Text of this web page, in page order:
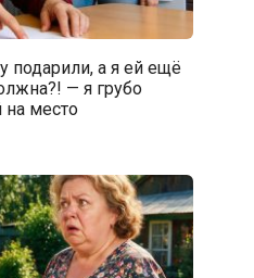
подарили, а я ей ещё
— я грубо
на место